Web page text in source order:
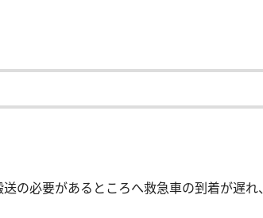
の必要があるところへ救急車の到着が遅れ